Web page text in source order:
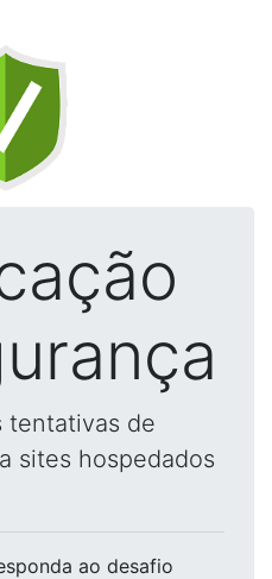
tentativas de
sites hospedados
ao desafio